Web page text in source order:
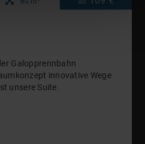
Nacht
Galopprennbahn
innovative Wege
unsere Suite.